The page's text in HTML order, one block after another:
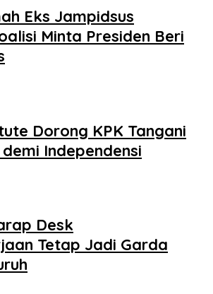
Eks Jampidsus
Minta Presiden Beri
Dorong KPK Tangani
Independensi
Desk
Tetap Jadi Garda